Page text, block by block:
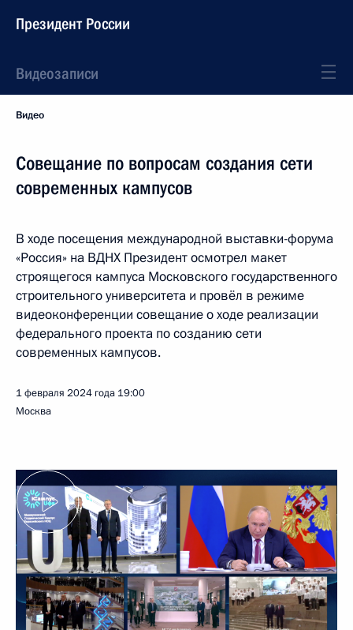
Президент России
Видеозаписи
Видео
Совещание по вопросам создания сети
современных кампусов
В ходе посещения международной выставки-форума
«Россия» на ВДНХ Президент осмотрел макет
строящегося кампуса Московского государственного
строительного университета и провёл в режиме
видеоконференции совещание о ходе реализации
федерального проекта по созданию сети
современных кампусов.
1 февраля 2024 года 19:00
Москва